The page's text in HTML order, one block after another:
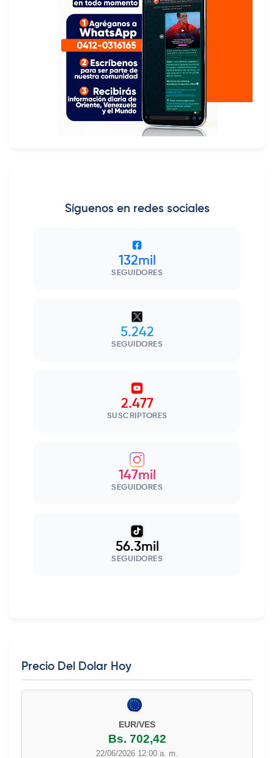
Síguenos en redes sociales
132mil
SEGUIDORES
5.242
SEGUIDORES
2.477
SUSCRIPTORES
147mil
SEGUIDORES
56.3mil
SEGUIDORES
Precio Del Dolar Hoy
EUR/VES
Bs. 702,42
22/06/2026 12:00 a. m.